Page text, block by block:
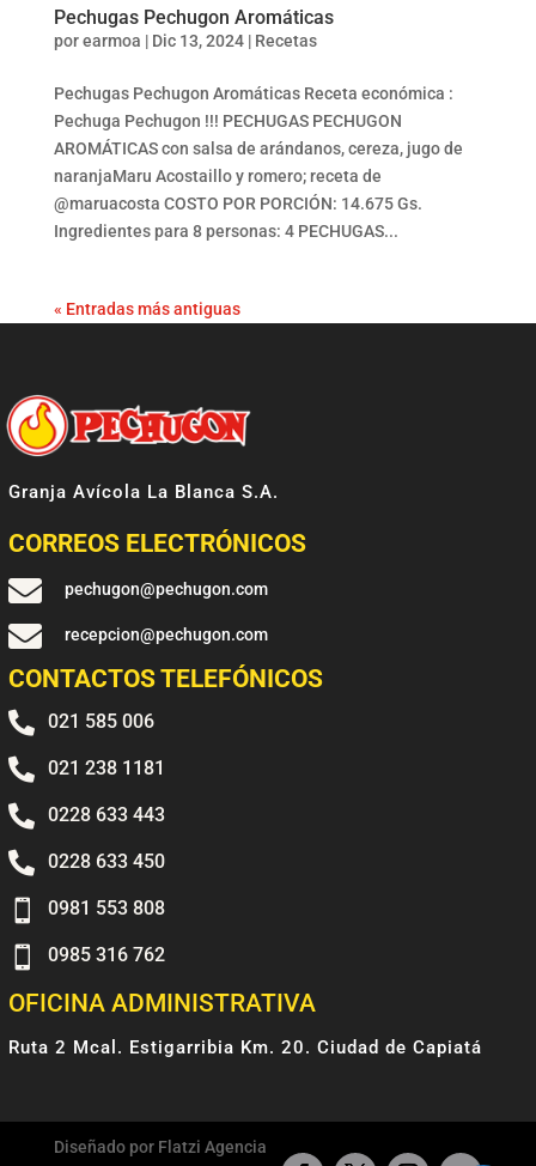
Pechugas Pechugon Aromáticas
porearmoa | Dic 13, 2024| Recetas
Pechugas Pechugon Aromáticas Receta económica :
Pechuga Pechugon !!! PECHUGAS PECHUGON
AROMÁTICAS con salsa de arándanos, cereza, jugo de
naranjaMaru Acostaillo y romero; receta de
@maruacosta COSTO POR PORCIÓN: 14.675 Gs.
Ingredientes para 8 personas: 4 PECHUGAS...
« Entradas más antiguas
Granja Avícola La Blanca S.A.
CORREOS ELECTRÓNICOS
 pechugon@pechugon.com
 recepcion@pechugon.com
CONTACTOS TELEFÓNICOS
 021 585 006
 021 238 1181
 0228 633 443
 0228 633 450
 0981 553 808
 0985 316 762
OFICINA ADMINISTRATIVA
Ruta 2 Mcal. Estigarribia Km. 20. Ciudad de Capiatá
Diseñado por Flatzi Agencia